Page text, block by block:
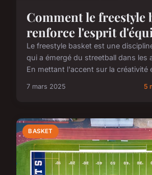
Comment le freestyle
renforce l'esprit
Le freestyle basket est une
qui a émergé du streetball dans les
En mettant l'accent sur la créativité
7 mars 2025 5
BASKET